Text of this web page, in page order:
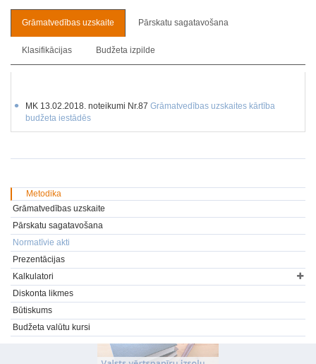
Grāmatvedības uzskaite Pārskatu sagatavošana
Klasifikācijas Budžeta izpilde
MK 13.02.2018. noteikumi Nr.87 Grāmatvedības uzskaites kārtība
budžeta iestādēs
Metodika
Grāmatvedības uzskaite
Pārskatu sagatavošana
Normatīvie akti
Prezentācijas
Kalkulatori
Diskonta likmes
Būtiskums
Budžeta valūtu kursi